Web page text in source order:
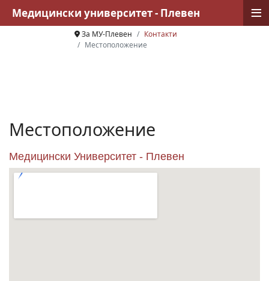
За МУ-Плевен
Контакти
Местоположение
Местоположение
Медицински Университет - Плевен
Медицински университет - Плевен ≡